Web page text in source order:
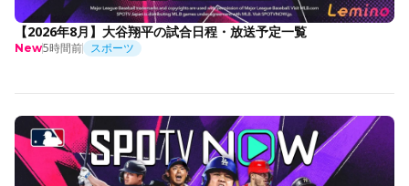
【2026年8月】大谷翔平の試合日程・放送予定一覧
New5時間前 スポーツ